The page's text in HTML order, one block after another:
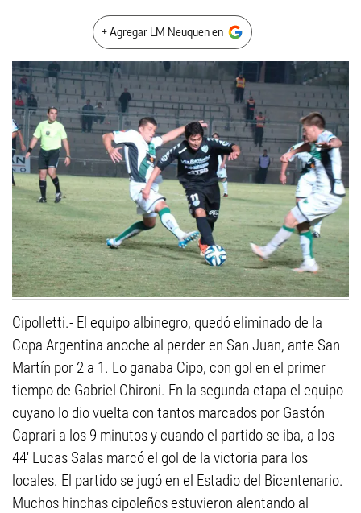
+ Agregar LM Neuquen en
Cipolletti.- El equipo albinegro, quedó eliminado de la
Copa Argentina anoche al perder en San Juan, ante San
Martín por 2 a 1. Lo ganaba Cipo, con gol en el primer
tiempo de Gabriel Chironi. En la segunda etapa el equipo
cuyano lo dio vuelta con tantos marcados por Gastón
Caprari a los 9 minutos y cuando el partido se iba, a los
44' Lucas Salas marcó el gol de la victoria para los
locales. El partido se jugó en el Estadio del Bicentenario.
Muchos hinchas cipoleños estuvieron alentando al